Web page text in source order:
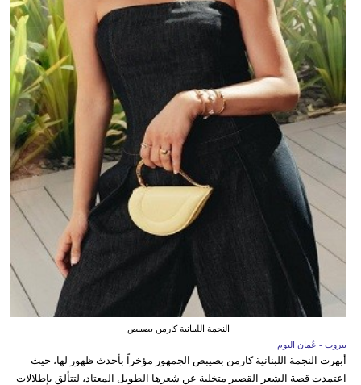
النجمة اللبنانية كارمن بصيبص
بيروت - عُمان اليوم
أبهرت النجمة اللبنانية كارمن بصيبص الجمهور مؤخراً بأحدث ظهور لها، حيث
اعتمدت قصة الشعر القصير متخلية عن شعرها الطويل المعتاد، لتتألق بإطلالات